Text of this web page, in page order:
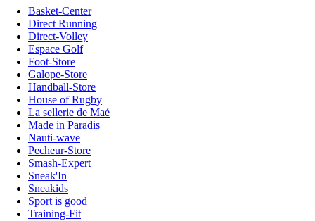
Basket-Center
Direct Running
Direct-Volley
Espace Golf
Foot-Store
Galope-Store
Handball-Store
House of Rugby
La sellerie de Maé
Made in Paradis
Nauti-wave
Pecheur-Store
Smash-Expert
Sneak'In
Sneakids
Sport is good
Training-Fit